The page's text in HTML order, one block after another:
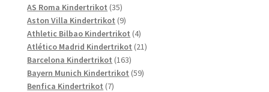
Produkte
AS Roma Kindertrikot 3535
Produkte
Aston Villa Kindertrikot 99
Produkte
Athletic Bilbao Kindertrikot 44
Produkte
Atlético Madrid Kindertrikot 2121
Barcelona Kindertrikot 163163
Produkte
Bayern Munich Kindertrikot 5959
Benfica Kindertrikot 77